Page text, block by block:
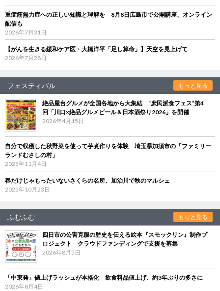
重症筋無力症への正しい知識と理解を 8月8日広島市で公開講座、オンライン
配信も
2026年7月31日
【がんを生きる緩和ケア医・大橋洋平「足し算命」】天空を見上げて
2026年7月28日
フェスティバル もっと見る
絶品屋台グルメが全国各地から大集結 “庶民派食フェス”第4
回「川口×絶品グルメビール＆日本酒祭り2026」を開催
2026年4月15日
自分で収穫した秋野菜を使って芋煮作りを体験 埼玉県加須市の「ファミリー
ランドむさしの村」
2025年11月4日
春だけじゃもったいないさくらの名所、加治川で秋のマルシェ
2025年10月23日
ふむふむ もっと見る
四日市の公害克服の歴史を伝える絵本『スモックリン』制作プ
ロジェクト クラウドファンディングで支援を募集
2026年8月5日
「中東発」値上げラッシュが本格化 飲食料品値上げ、約3年ぶりの多さに
2026年8月4日